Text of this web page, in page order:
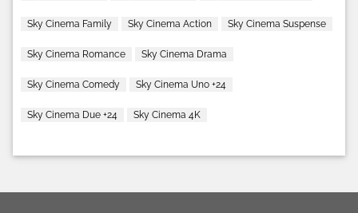
Sky Cinema Family Sky Cinema Action Sky Cinema Suspense
Sky Cinema Romance Sky Cinema Drama
Sky Cinema Comedy Sky Cinema Uno +24
Sky Cinema Due +24 Sky Cinema 4K